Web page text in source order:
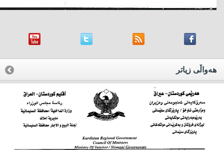
هه‌واڵی زیاتر